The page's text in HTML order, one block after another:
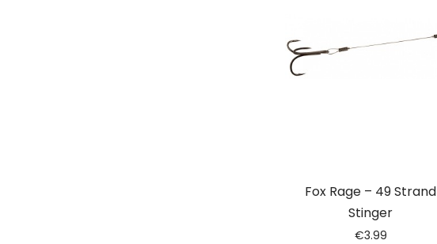
Fox Rage – 49 Strand
Stinger
€3.99